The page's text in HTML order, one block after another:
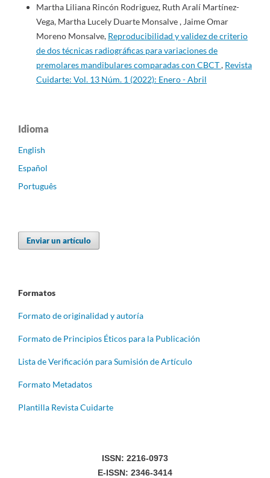
Martha Liliana Rincón Rodriguez, Ruth Aralí Martínez-
Vega, Martha Lucely Duarte Monsalve , Jaime Omar
Moreno Monsalve, Reproducibilidad y validez de criterio
de dos técnicas radiográficas para variaciones de
premolares mandibulares comparadas con CBCT, Revista
Cuidarte: Vol. 13 Núm. 1 (2022): Enero - Abril
Idioma
English
Español
Português
Enviar un artículo
Formatos
Formato de originalidad y autoría
Formato de Principios Éticos para la Publicación
Lista de Verificación para Sumisión de Artículo
Formato Metadatos
Plantilla Revista Cuidarte
ISSN: 2216-0973
E-ISSN: 2346-3414